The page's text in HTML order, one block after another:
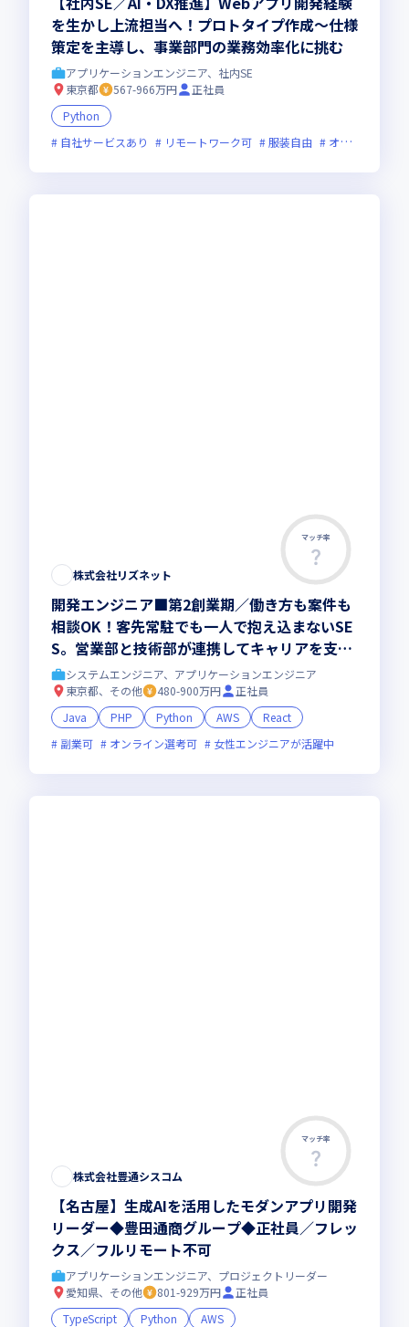
を生かし上流担当へ！プロトタイプ作成〜仕様
策定を主導し、事業部門の業務効率化に挑む
アプリケーションエンジニア、社内SE
東京都
567-966万円
正社員
Python
自社サービスあり
リモートワーク可 服装自由 オンライン選考可
マッチ率
株式会社リズネット
開発エンジニア■第2創業期／働き方も案件も
相談OK！客先常駐でも一人で抱え込まないSE
S。営業部と技術部が連携してキャリアを支
え、希望に合う案件で上流工程へも挑戦。202
8年売上10億円を目指す会社づくりにも関われ
る開発エンジニア
システムエンジニア、アプリケーションエンジニア
東京都、その他
480-900万円
正社員
Java
PHP Python AWS
React
副業可
オンライン選考可 女性エンジニアが活躍中
マッチ率
株式会社豊通シスコム
【名古屋】生成AIを活用したモダンアプリ開発
リーダー◆豊田通商グループ◆正社員／フレッ
クス／フルリモート不可
アプリケーションエンジニア、プロジェクトリーダー
愛知県、その他
801-929万円
正社員
TypeScript
Python
AWS